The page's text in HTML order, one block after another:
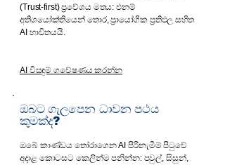
(Trust-first) ප්‍රවේශය මතය: එනම්
අතිශයෝක්තියෙන් තොර, ප්‍රායෝගික ප්‍රතිඵල සහිත
AI භාවිතයයි.
​AI විසඳුම් ගවේෂණය කරන්න
ඔබට ගැලපෙන ධාවන පථය
කුමක්ද?
ඔබේ කාණ්ඩය තෝරාගෙන AI පිරිනැමීම් පිටුවේ
අදාළ කොටසට කෙලින්ම පනින්න: පවුල්, සිසුන්,